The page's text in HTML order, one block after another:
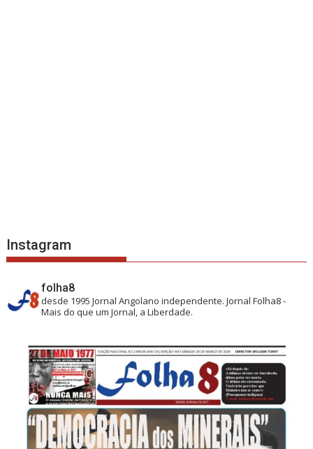
Instagram
folha8
desde 1995 Jornal Angolano independente.Jornal Folha8 -
Mais do que um Jornal, a Liberdade.